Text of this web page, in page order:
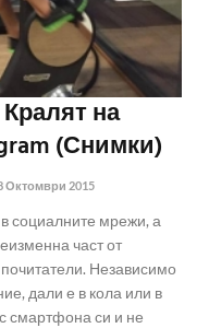
на
(Снимки)
Октомври 2015
социалните мрежи, а
част от
Независимо
дали е в кола или в
смартфона си и не